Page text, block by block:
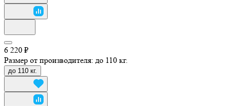
6 220 ₽
Размер от производителя: до 110 кг.
до 110 кг.